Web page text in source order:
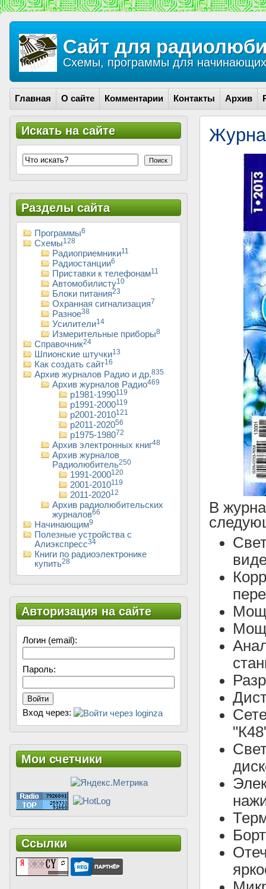
Сайт для
Схемы, программы для
Главная О сайте Комментарии Контакты Архив
В
Искать на сайте
Поиск
Разделы сайта
Программы6
Схемы128
Радиоприемники11
Радиостанции6
Приставки к телефонам11
Автомобилисту10
Блоки питания23
Охранная сигнализация7
Разное38
Усилители14
Измерительные приборы8
Справочник24
Шпионские штучки13
Как создать сайт16
Архив журналов Радио и др.835
Архив журналов Радио469
р1981-1990119
р1991-2000119
р2001-2010121
р2011-202056
р1975-198072
Архив электронных книг48
Архив журналов
Радиолюбитель250
1991-2000120
2001-2010119
2011-202012
Архив радиолюбительских
журналов66
Начинающим9
Полезные устройства с
Алиэкспресс34
Книги по радиоэлектронике
купить28
Авторизация на сайте
Логин (email):
Пароль:
Войти
Вход через:
Мои счетчики
Ссылки